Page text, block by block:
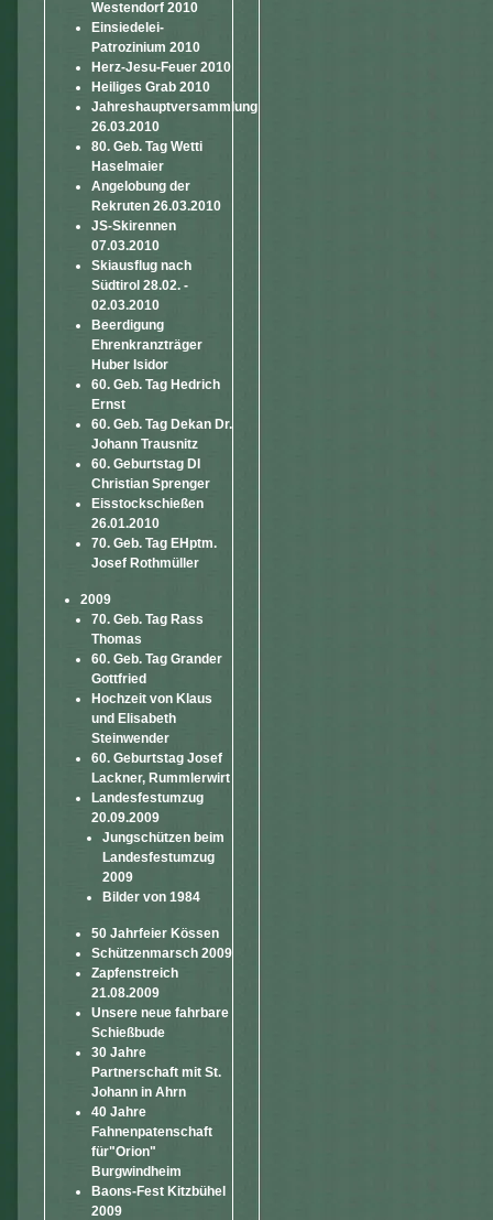
Westendorf 2010
Einsiedelei-
Patrozinium 2010
Herz-Jesu-Feuer 2010
Heiliges Grab 2010
Jahreshauptversammlung
26.03.2010
80. Geb. Tag Wetti
Haselmaier
Angelobung der
Rekruten 26.03.2010
JS-Skirennen
07.03.2010
Skiausflug nach
Südtirol 28.02. -
02.03.2010
Beerdigung
Ehrenkranzträger
Huber Isidor
60. Geb. Tag Hedrich
Ernst
60. Geb. Tag Dekan Dr.
Johann Trausnitz
60. Geburtstag DI
Christian Sprenger
Eisstockschießen
26.01.2010
70. Geb. Tag EHptm.
Josef Rothmüller
2009
70. Geb. Tag Rass
Thomas
60. Geb. Tag Grander
Gottfried
Hochzeit von Klaus
und Elisabeth
Steinwender
60. Geburtstag Josef
Lackner, Rummlerwirt
Landesfestumzug
20.09.2009
Jungschützen beim
Landesfestumzug
2009
Bilder von 1984
50 Jahrfeier Kössen
Schützenmarsch 2009
Zapfenstreich
21.08.2009
Unsere neue fahrbare
Schießbude
30 Jahre
Partnerschaft mit St.
Johann in Ahrn
40 Jahre
Fahnenpatenschaft
für"Orion"
Burgwindheim
Baons-Fest Kitzbühel
2009